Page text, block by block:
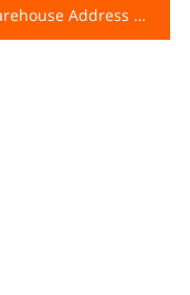
Get Our China Warehouse Address Now